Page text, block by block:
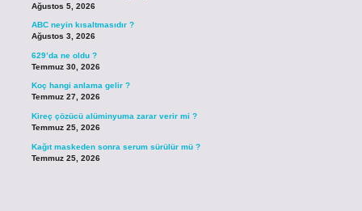
Ağustos 5, 2026
ABC neyin kısaltmasıdır ?
Ağustos 3, 2026
629’da ne oldu ?
Temmuz 30, 2026
Koç hangi anlama gelir ?
Temmuz 27, 2026
Kireç çözücü alüminyuma zarar verir mi ?
Temmuz 25, 2026
Kağıt maskeden sonra serum sürülür mü ?
Temmuz 25, 2026